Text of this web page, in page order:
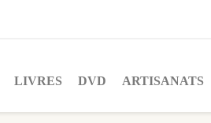
LIVRES DVD ARTISANATS